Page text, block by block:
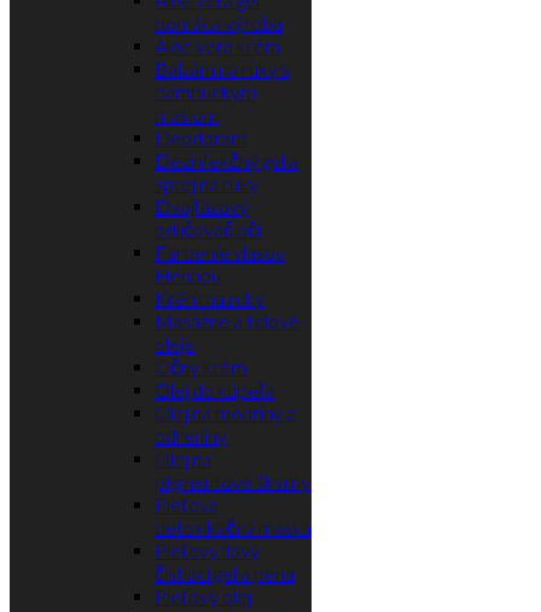
domáca výroba
Aloe vera krém
Balzám na ruky s
bambuckým
maslom
Deodorant
Dezinfekčný gél a
sprej na ruky
Dvojfázový
odličovač očí
Farbenie vlasov
Hennou
Krém na ruky
Masážne a telové
oleje
Očný krém
Olej do kúpeľa
Olej na modriny a
odreniny
Olej na
pigmentové škvrny
Pleťová
detoxikačná maska
Pleťový ílový
čistiaci gél a pena
Pleťový olej